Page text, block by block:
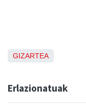
GIZARTEA
Erlazionatuak